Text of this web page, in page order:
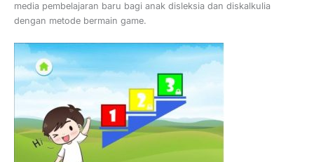
media pembelajaran baru bagi anak disleksia dan diskalkulia
dengan metode bermain game.